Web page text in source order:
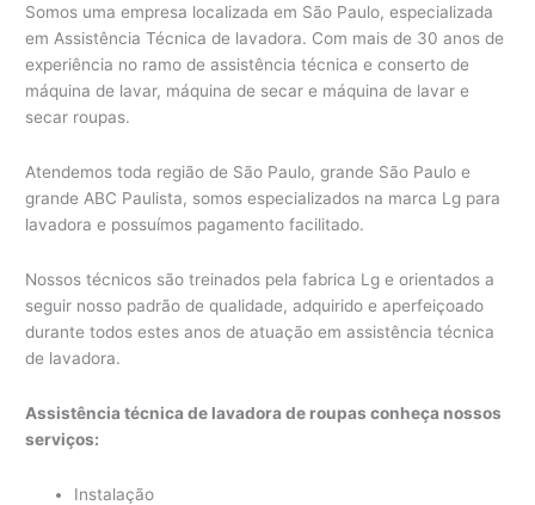
Somos uma empresa localizada em São Paulo, especializada
em Assistência Técnica de lavadora. Com mais de 30 anos de
experiência no ramo de assistência técnica e conserto de
máquina de lavar, máquina de secar e máquina de lavar e
secar roupas.
Atendemos toda região de São Paulo, grande São Paulo e
grande ABC Paulista, somos especializados na marca Lg para
lavadora e possuímos pagamento facilitado.
Nossos técnicos são treinados pela fabrica Lg e orientados a
seguir nosso padrão de qualidade, adquirido e aperfeiçoado
durante todos estes anos de atuação em assistência técnica
de lavadora.
Assistência técnica de lavadora de roupas conheça nossos
serviços:
Instalação